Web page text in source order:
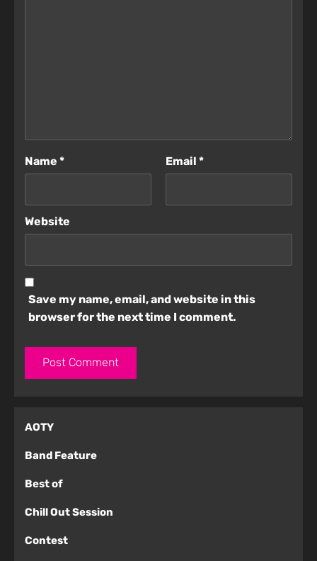
Name * Email *
Website
Save my name, email, and website in this
browser for the next time I comment.
AOTY
Band Feature
Best of
Chill Out Session
Contest